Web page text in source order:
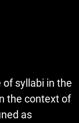
syllabi in the
the context of
as